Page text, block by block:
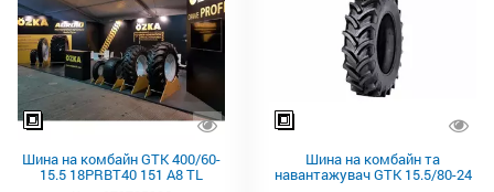
Шина на комбайн GTK 400/60-
15.5 18PRBT40 151 A8 TL
Шина на комбайн та
навантажувач GTK 15.5/80-24